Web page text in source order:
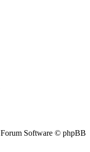
Software © phpBB